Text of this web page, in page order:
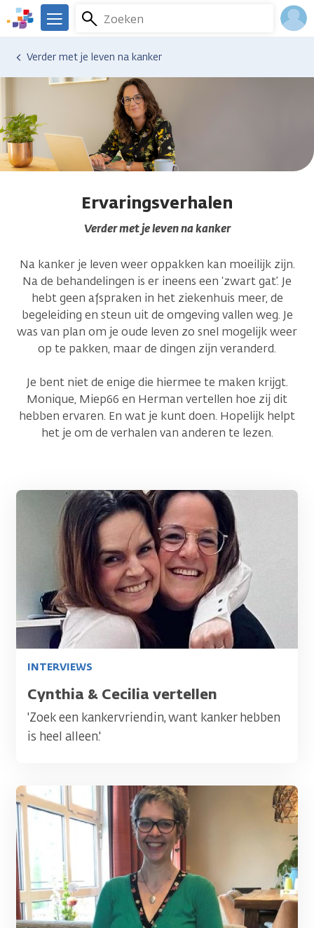
Overslaan
en
inhoud
We
er
voor
Kanker.nl
Zoeken
Menu
Verder met je leven na kanker
Ervaringsverhalen
Verder met je leven na kanker
Na kanker je leven weer oppakken kan moeilijk zijn.
Na de behandelingen is er ineens een ‘zwart gat’. Je
hebt geen afspraken in het ziekenhuis meer, de
begeleiding en steun uit de omgeving vallen weg. Je
was van plan om je oude leven zo snel mogelijk weer
op te pakken, maar de dingen zijn veranderd.
Je bent niet de enige die hiermee te maken krijgt.
Monique, Miep66 en Herman vertellen hoe zij dit
hebben ervaren. En wat je kunt doen. Hopelijk helpt
het je om de verhalen van anderen te lezen.
Afbeelding
INTERVIEWS
Titel
Cynthia & Cecilia vertellen
'Zoek een kankervriendin, want kanker hebben
is heel alleen.'
Afbeelding